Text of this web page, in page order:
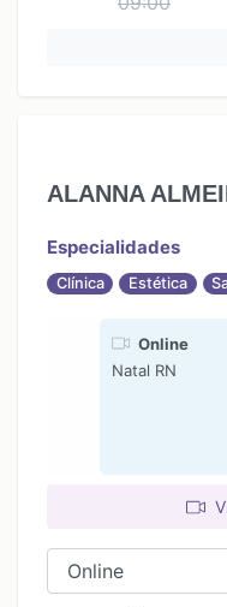
ALANNA
Especialidades
Clínica Estética
Online
Natal RN